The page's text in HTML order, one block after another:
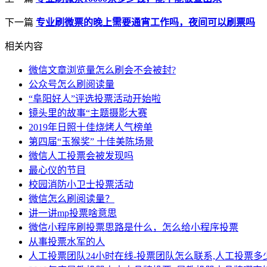
下一篇 专业刷微票的晚上需要通宵工作吗，夜间可以刷票吗
相关内容
微信文章浏览量怎么刷会不会被封?
公众号怎么刷阅读量
“阜阳好人”评选投票活动开始啦
镜头里的故事“主题摄影大赛
2019年日照十佳烧烤人气榜单
第四届“玉猴奖” 十佳美陈场景
微信人工投票会被发现吗
最心仪的节目
校园消防小卫士投票活动
微信怎么刷阅读量？
讲一讲mp投票啥意思
微信小程序刷投票思路是什么，怎么给小程序投票
从事投票水军的人
人工投票团队24小时在线-投票团队怎么联系,人工投票多